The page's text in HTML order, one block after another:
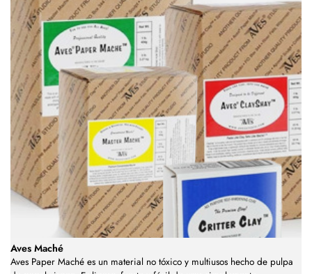
Aves Maché
Aves Paper Maché es un material no tóxico y multiusos hecho de pulpa